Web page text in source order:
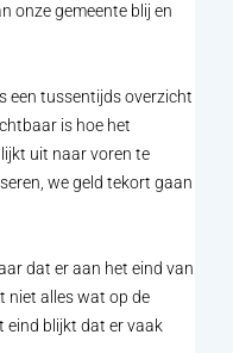
onze gemeente blij en
een tussentijds overzicht
is hoe het
uit naar voren te
we geld tekort gaan
dat er aan het eind van
niet alles wat op de
eind blijkt dat er vaak